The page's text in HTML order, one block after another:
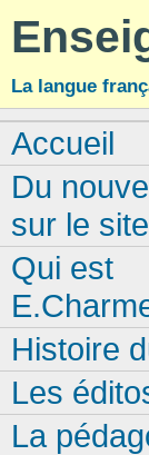
La langue
Accueil
Du
sur le site
Qui est
Histoire
Les
La